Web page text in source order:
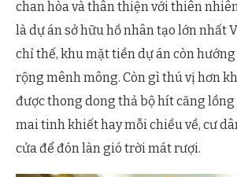
chan hòa và thân thiện với thiên
là dự án sở hữu hồ nhân tạo lớn nhất
chỉ thế, khu mặt tiền dự án còn hướng
rộng mênh mông. Còn gì thú vị hơn
được thong dong thả bộ hít căng
mai tinh khiết hay mỗi chiều về, cư
cửa để đón làn gió trời mát rượi.